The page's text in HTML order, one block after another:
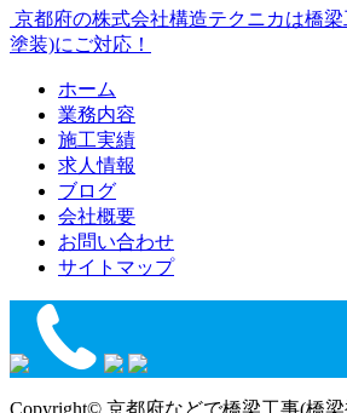
京都府の株式会社構造テクニカは橋
塗装)にご対応！
ホーム
業務内容
施工実績
求人情報
ブログ
会社概要
お問い合わせ
サイトマップ
Copyright© 京都府などで橋梁工事(橋